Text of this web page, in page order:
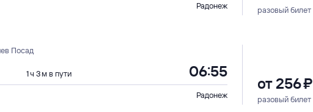
Радонеж разовый билет
Посад
1 ч 3 м в пути 06:55
Радонеж
от 256 ⁠₽
разовый билет